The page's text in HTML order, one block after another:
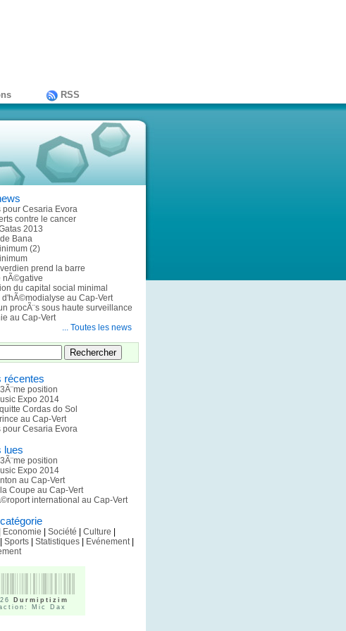
RSS
pour Cesaria Evora
contre le cancer
2013
Bana
(2)
prend la barre
nÃ©gative
du capital social minimal
d'hÃ©modialyse au Cap-Vert
procÃ¨s sous haute surveillance
au Cap-Vert
... Toutes les news
récentes
position
Expo 2014
Cordas do Sol
au Cap-Vert
pour Cesaria Evora
lues
position
Expo 2014
au Cap-Vert
Coupe au Cap-Vert
international au Cap-Vert
Economie Société Culture
Sports Statistiques Evénement|
Durmiptizim
Mic Dax